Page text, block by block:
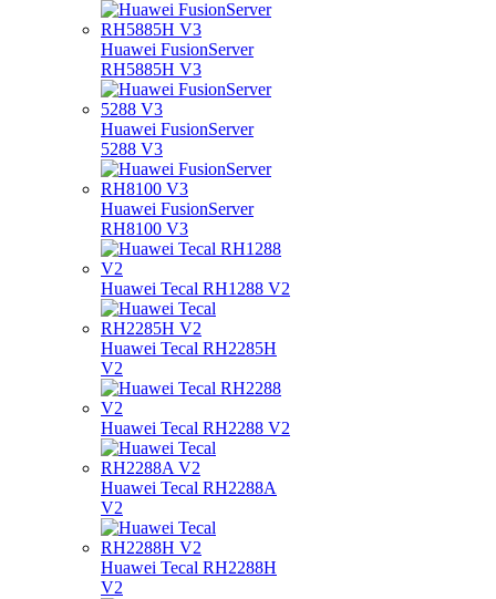
Huawei FusionServer
RH5885H V3
Huawei FusionServer
5288 V3
Huawei FusionServer
RH8100 V3
Huawei Tecal RH1288 V2
Huawei Tecal RH2285H
V2
Huawei Tecal RH2288 V2
Huawei Tecal RH2288A
V2
Huawei Tecal RH2288H
V2